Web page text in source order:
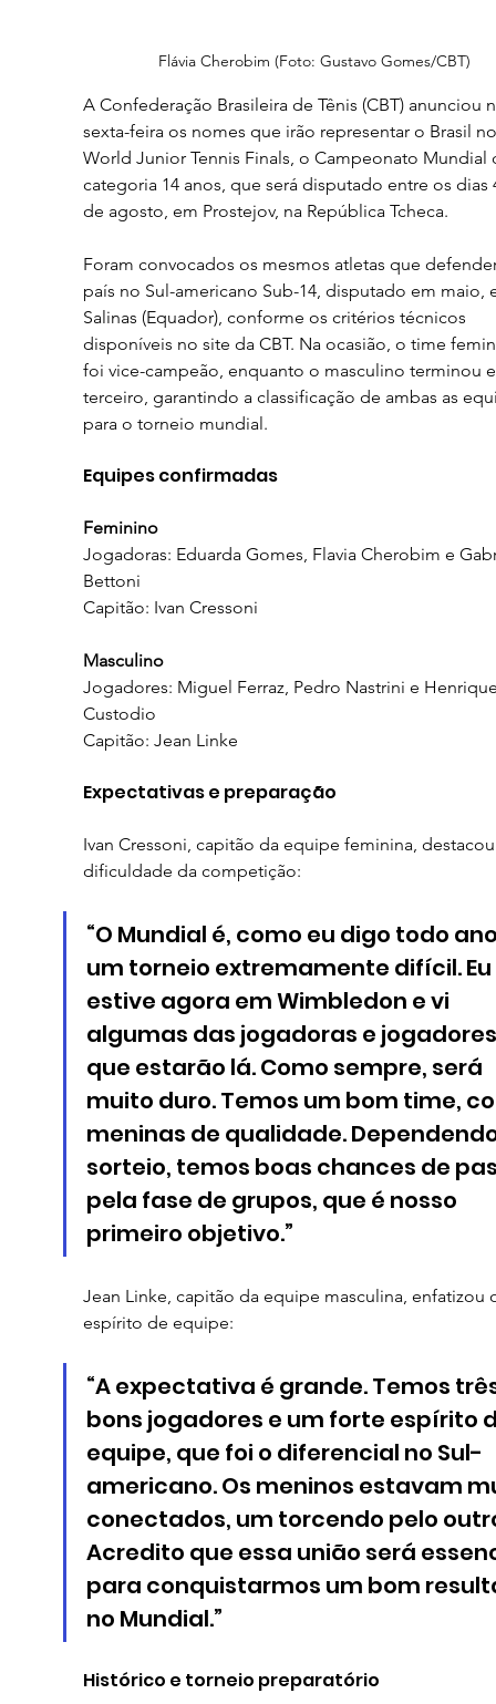
Flávia Cherobim (Foto: Gustavo Gomes/CBT)
A Confederação Brasileira de Tênis (CBT) anunciou
sexta-feira os nomes que irão representar o Brasil
World Junior Tennis Finals, o Campeonato Mundial
categoria 14 anos, que será disputado entre os dias
de agosto, em Prostejov, na República Tcheca.
Foram convocados os mesmos atletas que
país no Sul-americano Sub-14, disputado em maio,
Salinas (Equador), conforme os critérios técnicos
disponíveis no site da CBT. Na ocasião, o time
foi vice-campeão, enquanto o masculino terminou
terceiro, garantindo a classificação de ambas as
para o torneio mundial.
Equipes confirmadas
Feminino
Jogadoras: Eduarda Gomes, Flavia Cherobim e
Bettoni
Capitão: Ivan Cressoni
Masculino
Jogadores: Miguel Ferraz, Pedro Nastrini e
Custodio
Capitão: Jean Linke
Expectativas e preparação
Ivan Cressoni, capitão da equipe feminina,
dificuldade da competição:
“O Mundial é, como eu digo todo
um torneio extremamente difícil. Eu
estive agora em Wimbledon e vi
algumas das jogadoras e
que estarão lá. Como sempre, será
muito duro. Temos um bom time,
meninas de qualidade.
sorteio, temos boas chances de
pela fase de grupos, que é nosso
primeiro objetivo.”
Jean Linke, capitão da equipe masculina, enfatizou
espírito de equipe:
“A expectativa é grande. Temos
bons jogadores e um forte espírito
equipe, que foi o diferencial no Sul-
americano. Os meninos estavam
conectados, um torcendo pelo
Acredito que essa união será
para conquistarmos um bom
no Mundial.”
Histórico e torneio preparatório